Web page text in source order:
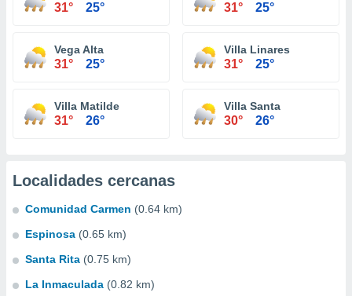
31° 25° 31° 25°
Vega Alta
31° 25°
Villa Linares
31° 25°
Villa Matilde
31° 26°
Villa Santa
30° 26°
Localidades cercanas
Comunidad Carmen (0.64 km)
Espinosa (0.65 km)
Santa Rita (0.75 km)
La Inmaculada (0.82 km)